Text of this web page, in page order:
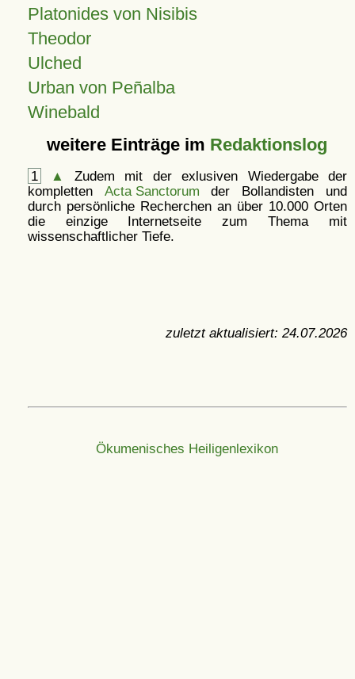
Platonides von Nisibis
Theodor
Ulched
Urban von Peñalba
Winebald
weitere Einträge im Redaktionslog
1 ▲
Zudem mit der exlusiven Wiedergabe der
kompletten Acta Sanctorum der Bollandisten und
durch persönliche Recherchen an über 10.000 Orten
die einzige Internetseite zum Thema mit
wissenschaftlicher Tiefe.
zuletzt aktualisiert: 24.07.2026
Ökumenisches Heiligenlexikon